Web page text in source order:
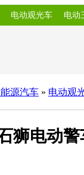
电动观光车 电动
源汽车 » 电动观
狮电动警